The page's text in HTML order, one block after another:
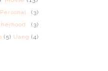
Personal (3)
(3)
(5) Uang (4)